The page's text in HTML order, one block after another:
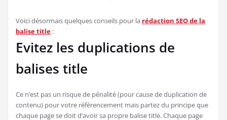
Voici désormais quelques conseils pour la rédaction SEO de la
balise title :
Evitez les duplications de
balises title
Ce n’est pas un risque de pénalité (pour cause de duplication de
contenu) pour votre référencement mais partez du principe que
chaque page se doit d’avoir sa propre balise title. Chaque page